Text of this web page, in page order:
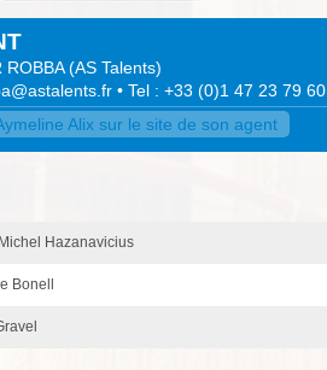
ROBBA (AS Talents)
• Tel : +33 (0)1 47 23 79 60
Alix sur le site de son agent
Hazanavicius
Bonell